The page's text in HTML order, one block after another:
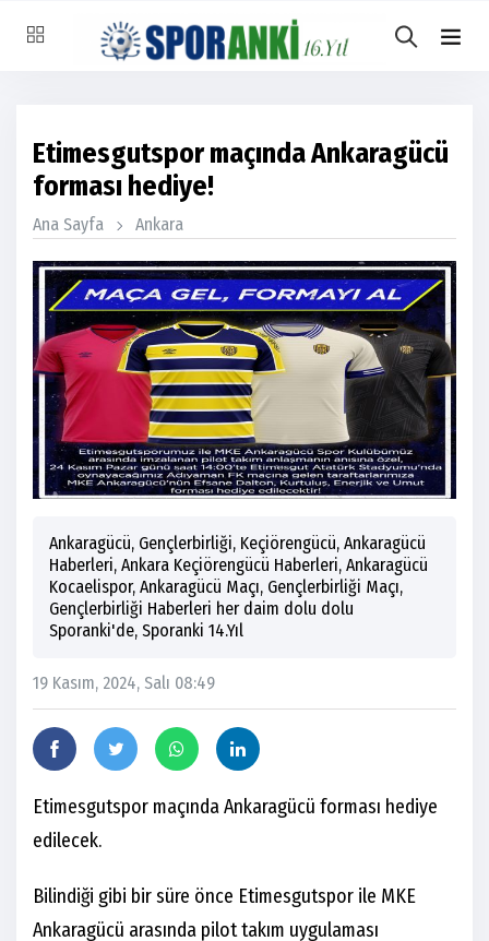
Etimesgutspor maçında Ankaragücü
forması hediye!
Ana Sayfa Ankara
Ankaragücü, Gençlerbirliği, Keçiörengücü, Ankaragücü
Haberleri, Ankara Keçiörengücü Haberleri, Ankaragücü
Kocaelispor, Ankaragücü Maçı, Gençlerbirliği Maçı,
Gençlerbirliği Haberleri her daim dolu dolu
Sporanki'de, Sporanki 14.Yıl
19 Kasım, 2024, Salı 08:49
Etimesgutspor maçında Ankaragücü forması hediye
edilecek.
Bilindiği gibi bir süre önce Etimesgutspor ile MKE
Ankaragücü arasında pilot takım uygulaması